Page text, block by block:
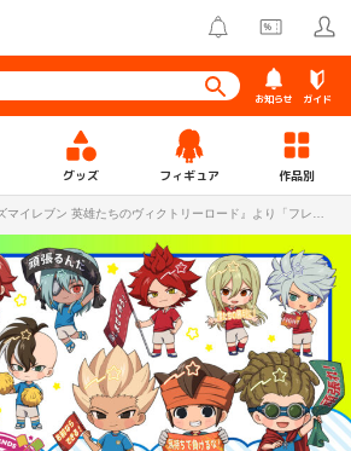
お知らせ ガイド
グッズ フィギュア 作品別
マイレブン 英雄たちのヴィクトリーロード』より「フレフ